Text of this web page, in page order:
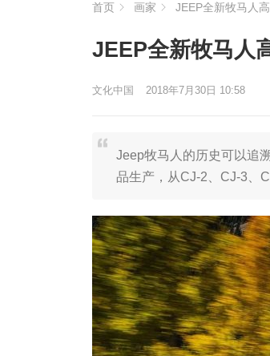
首页 画家 JEEP全新牧马人
JEEP全新牧马人
文化中国 2018年7月30日 10:58
Jeep牧马人的历史可以追
品生产，从CJ-2、CJ-3、